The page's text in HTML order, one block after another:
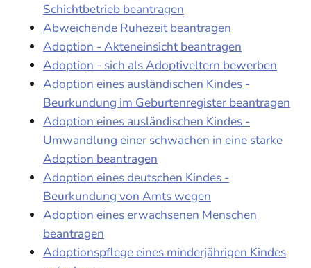
Schichtbetrieb beantragen
Abweichende Ruhezeit beantragen
Adoption - Akteneinsicht beantragen
Adoption - sich als Adoptiveltern bewerben
Adoption eines ausländischen Kindes -
Beurkundung im Geburtenregister beantragen
Adoption eines ausländischen Kindes -
Umwandlung einer schwachen in eine starke
Adoption beantragen
Adoption eines deutschen Kindes -
Beurkundung von Amts wegen
Adoption eines erwachsenen Menschen
beantragen
Adoptionspflege eines minderjährigen Kindes